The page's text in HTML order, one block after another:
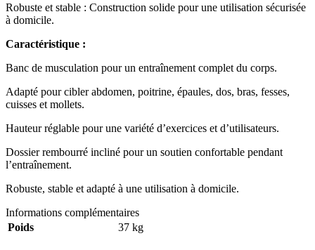
Robuste et stable : Construction solide pour une utilisation sécurisée
à domicile.
Caractéristique :
Banc de musculation pour un entraînement complet du corps.
Adapté pour cibler abdomen, poitrine, épaules, dos, bras, fesses,
cuisses et mollets.
Hauteur réglable pour une variété d’exercices et d’utilisateurs.
Dossier rembourré incliné pour un soutien confortable pendant
l’entraînement.
Robuste, stable et adapté à une utilisation à domicile.
Informations complémentaires
Poids
37 kg